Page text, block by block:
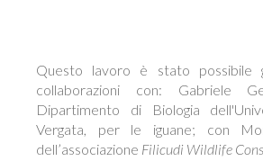
Questo lavoro è stato possibile
collaborazioni con: Gabriele
Dipartimento di Biologia
Vergata, per le iguane; con
dell’associazione Filicudi Wildlife